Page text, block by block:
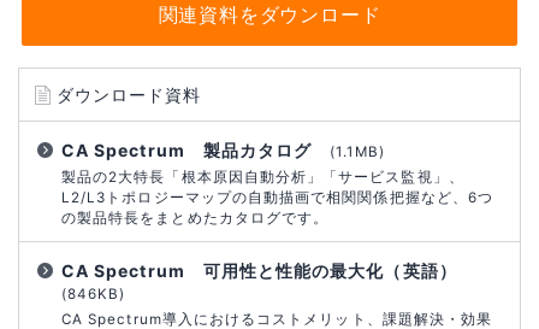
関連資料をダウンロード
ダウンロード資料
CA Spectrum 製品カタログ
(1.1MB)
製品の2大特長「根本原因自動分析」「サービス監視」、
L2/L3トポロジーマップの自動描画で相関関係把握など、6つ
の製品特長をまとめたカタログです。
CA Spectrum 可用性と性能の最大化（英語）
(846KB)
CA Spectrum導入におけるコストメリット、課題解決・効果